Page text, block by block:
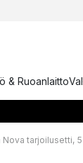
& Ruoanlaitto
Nova tarjoilusetti,